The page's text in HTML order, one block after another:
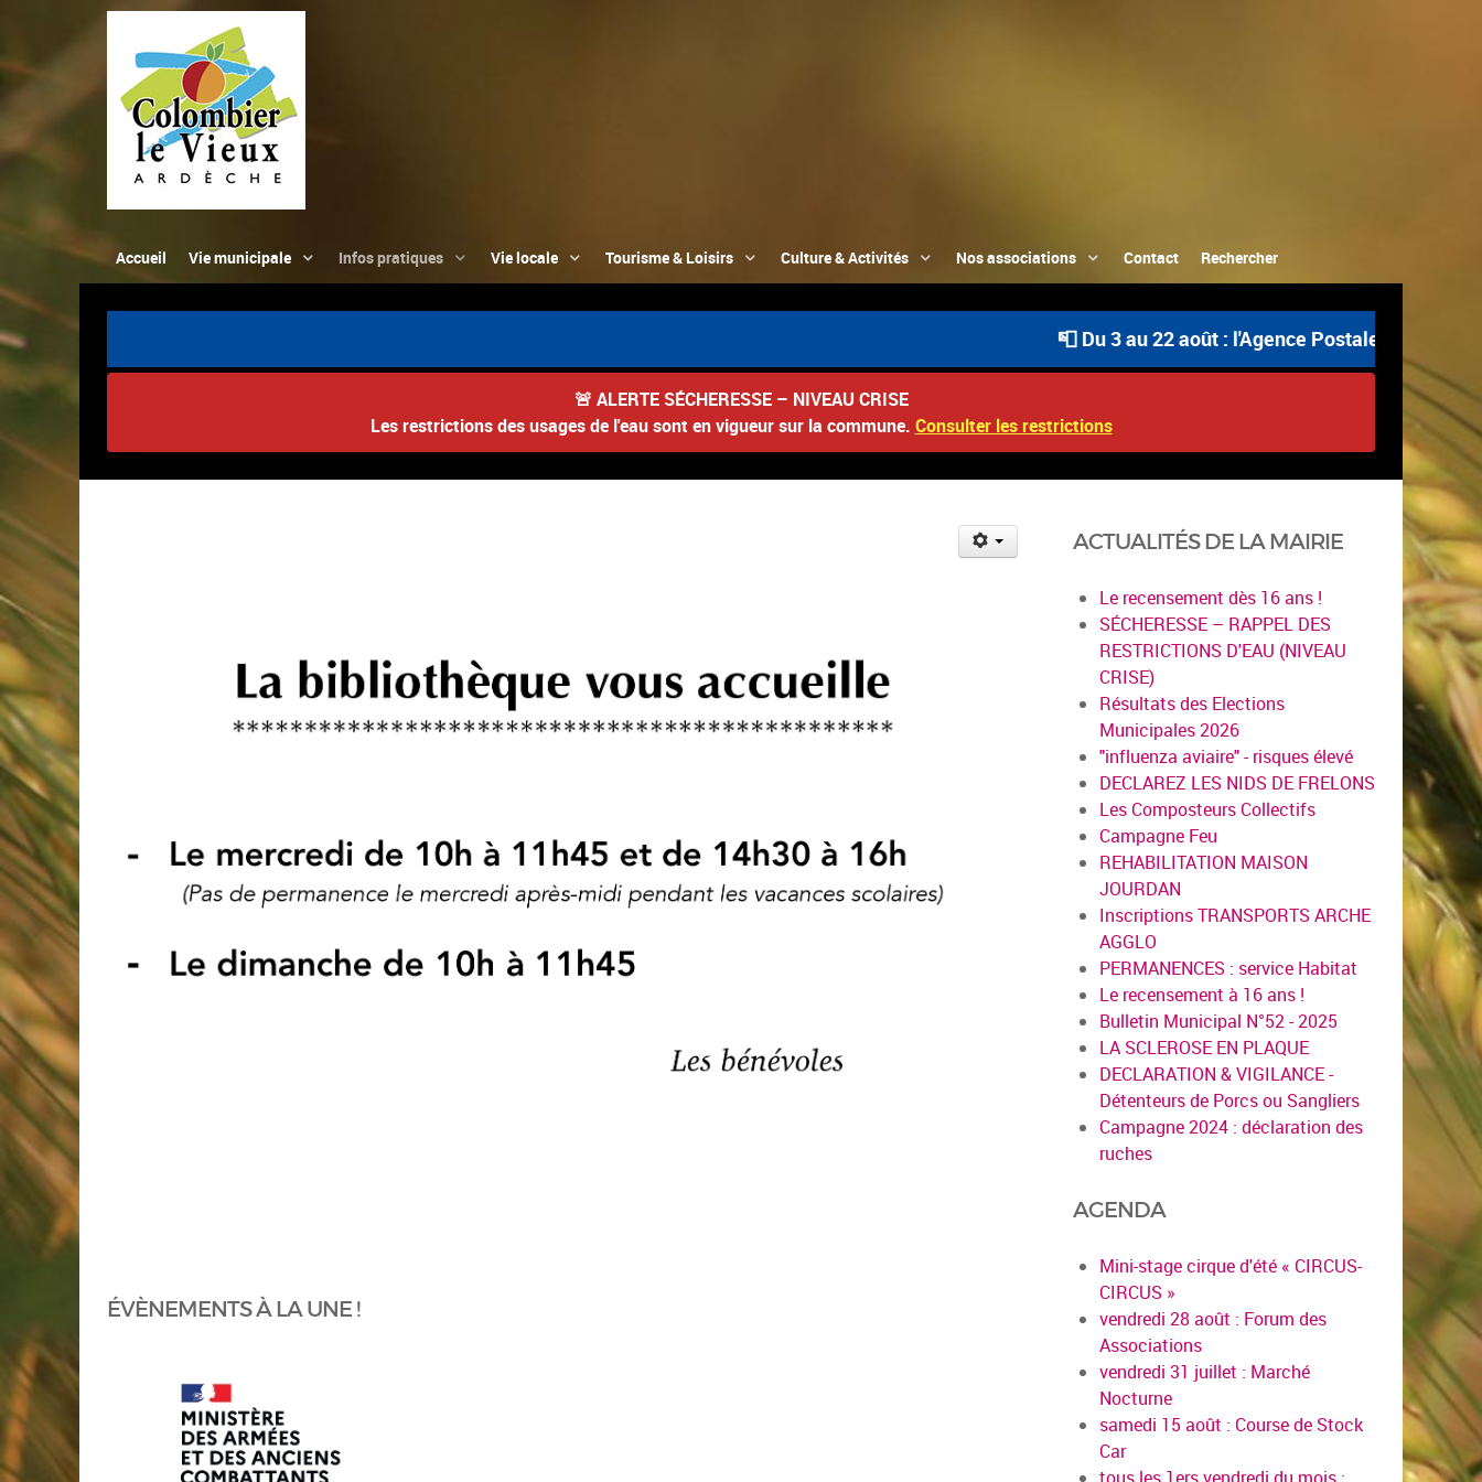
Accueil Vie municipale Infos pratiques Vie locale Tourisme & Loisirs Culture & Activités Nos associations Contact Rechercher
📮 Du 3 au 22 août : l'Agence Postale
🚨 ALERTE SÉCHERESSE – NIVEAU CRISE
Les restrictions des usages de l'eau sont en vigueur sur la commune. Consulter les restrictions
ÉVÈNEMENTS À LA UNE !
ACTUALITÉS DE LA MAIRIE
Le recensement dès 16 ans !
SÉCHERESSE – RAPPEL DES
RESTRICTIONS D'EAU (NIVEAU
CRISE)
Résultats des Elections
Municipales 2026
"influenza aviaire" - risques élevé
DECLAREZ LES NIDS DE FRELONS
Les Composteurs Collectifs
Campagne Feu
REHABILITATION MAISON
JOURDAN
Inscriptions TRANSPORTS ARCHE
AGGLO
PERMANENCES : service Habitat
Le recensement à 16 ans !
Bulletin Municipal N°52 - 2025
LA SCLEROSE EN PLAQUE
DECLARATION & VIGILANCE -
Détenteurs de Porcs ou Sangliers
Campagne 2024 : déclaration des
ruches
AGENDA
Mini-stage cirque d'été « CIRCUS-
CIRCUS »
vendredi 28 août : Forum des
Associations
vendredi 31 juillet : Marché
Nocturne
samedi 15 août : Course de Stock
Car